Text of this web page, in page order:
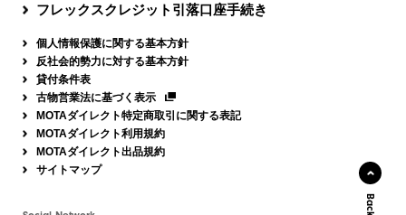
フレックスクレジット引落口座手続き
個人情報保護に関する基本方針
反社会的勢力に対する基本方針
貸付条件表
古物営業法に基づく表示
MOTAダイレクト特定商取引に関する表記
MOTAダイレクト利用規約
MOTAダイレクト出品規約
サイトマップ